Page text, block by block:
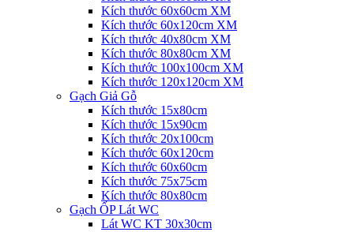
Kích thước 60x60cm XM
Kích thước 60x120cm XM
Kích thước 40x80cm XM
Kích thước 80x80cm XM
Kích thước 100x100cm XM
Kích thước 120x120cm XM
Gạch Giả Gỗ
Kích thước 15x80cm
Kích thước 15x90cm
Kích thước 20x100cm
Kích thước 60x120cm
Kích thước 60x60cm
Kích thước 75x75cm
Kích thước 80x80cm
Gạch ỐP Lát WC
Lát WC KT 30x30cm